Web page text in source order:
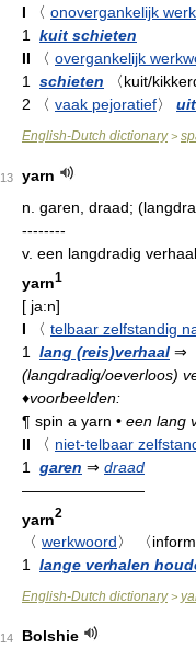
I 〈 onovergankelijk
1
kuit schieten
II
〈 overgankelijk
1
schieten
〈kuit/
2
〈 vaak pejoratief〉
English-Dutch dictionary>
13
yarn
n. garen, draad;
--------
v. een langdradig
yarn1
[ ja:n]
I
〈 telbaar zelfstandig
1
lang (reis)verhaal ⇒
(langdradig/oeverloos)
♦voorbeelden:
¶ spin a yarn • een lang
II
〈 niet-telbaar
1
garen ⇒ draad
————————
yarn2
〈 werkwoord〉
〈
1 lange verhalen
English-Dutch dictionary>
14 Bolshie